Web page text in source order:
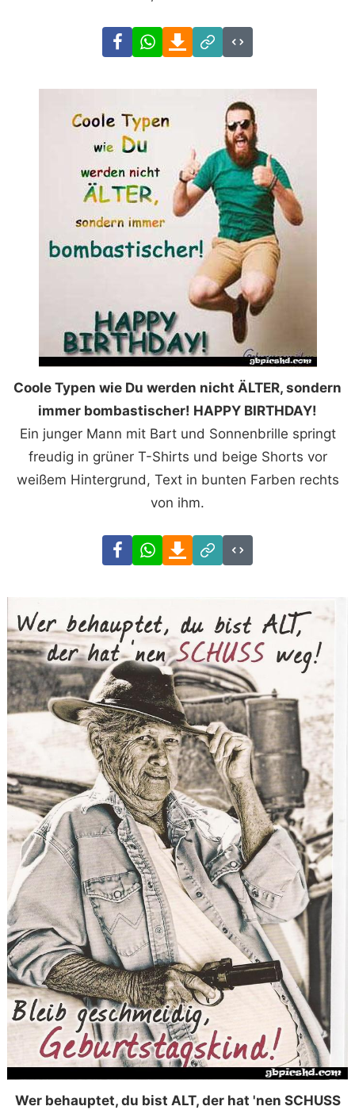
FacebookWhatsAppDownload
Link
Code
Coole Typen wie Du werden nicht ÄLTER, sondern
immer bombastischer! HAPPY BIRTHDAY!
Ein junger Mann mit Bart und Sonnenbrille springt
freudig in grüner T-Shirts und beige Shorts vor
weißem Hintergrund, Text in bunten Farben rechts
von ihm.
FacebookWhatsAppDownload
Link
Code
Wer behauptet, du bist ALT, der hat 'nen SCHUSS